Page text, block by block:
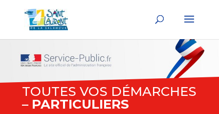
TOUTES VOS DÉMARCHES
– PARTICULIERS